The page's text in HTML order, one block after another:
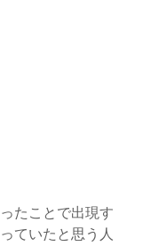
たことで出現す
ていたと思う人